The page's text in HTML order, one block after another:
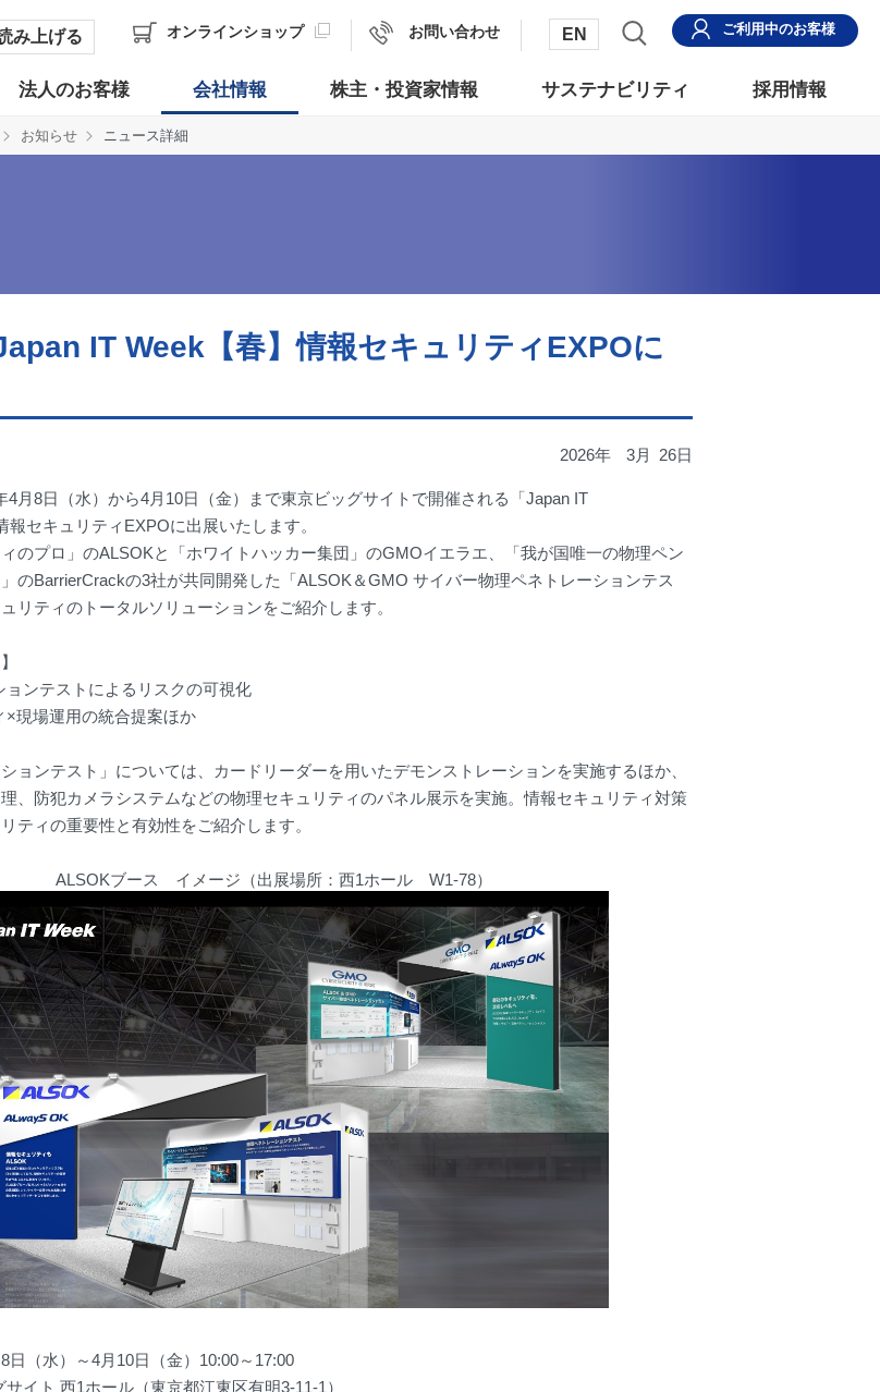
み上げる オンラインショップ お問い合わせ EN ご利用中のお客様
法人のお客様 会社情報 株主・投資家情報 サステナビリティ 採用情報
お知らせ ニュース詳細
IT Week【春】情報セキュリティEXPOに
2026年 3月 26日
4月8日（水）から4月10日（金）まで東京ビッグサイトで開催される「Japan IT
報セキュリティEXPOに出展いたします。
ィのプロ」のALSOKと「ホワイトハッカー集団」のGMOイエラエ、「我が国唯一の物理ペン
のBarrierCrackの3社が共同開発した「ALSOK＆GMO サイバー物理ペネトレーションテス
リティのトータルソリューションをご紹介します。
ョンテストによるリスクの可視化
×現場運用の統合提案ほか
ションテスト」については、カードリーダーを用いたデモンストレーションを実施するほか、
、防犯カメラシステムなどの物理セキュリティのパネル展示を実施。情報セキュリティ対策
ティの重要性と有効性をご紹介します。
ALSOKブース イメージ（出展場所：西1ホール W1-78）
日（水）～4月10日（金）10:00～17:00
イト 西1ホール（東京都江東区有明3-11-1）